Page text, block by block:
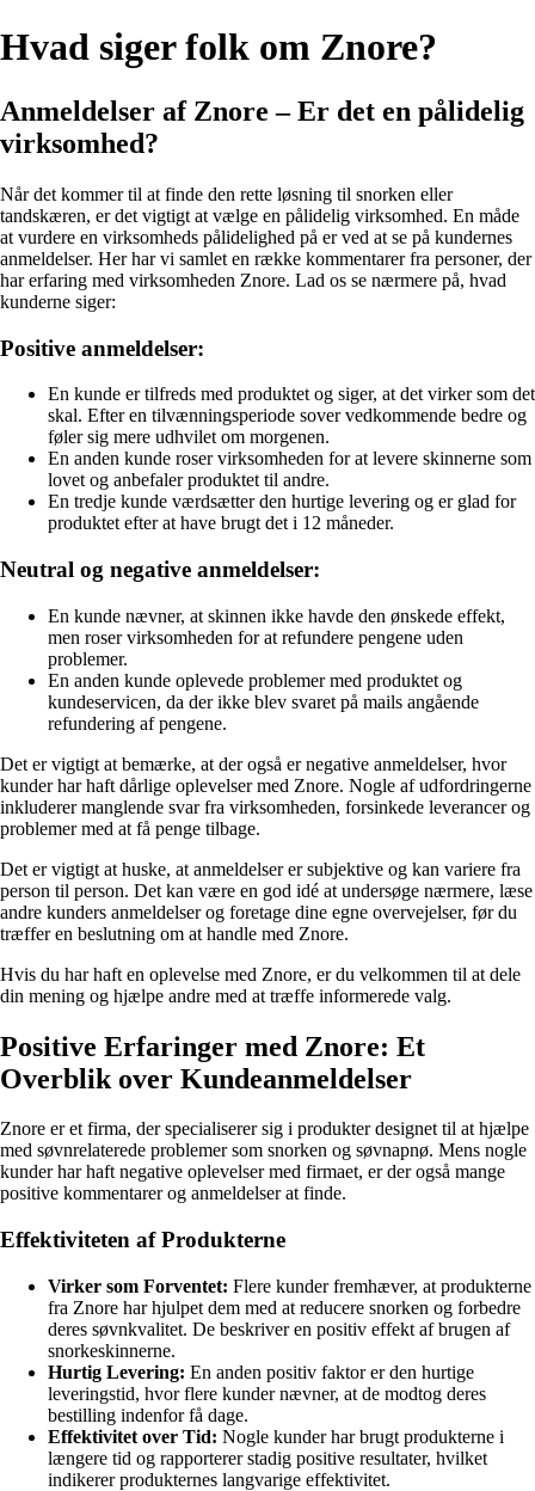
Hvad siger folk om Znore?
Anmeldelser af Znore – Er det en pålidelig
virksomhed?
Når det kommer til at finde den rette løsning til snorken eller
tandskæren, er det vigtigt at vælge en pålidelig virksomhed. En måde
at vurdere en virksomheds pålidelighed på er ved at se på kundernes
anmeldelser. Her har vi samlet en række kommentarer fra personer, der
har erfaring med virksomheden Znore. Lad os se nærmere på, hvad
kunderne siger:
Positive anmeldelser:
En kunde er tilfreds med produktet og siger, at det virker som det
skal. Efter en tilvænningsperiode sover vedkommende bedre og
føler sig mere udhvilet om morgenen.
En anden kunde roser virksomheden for at levere skinnerne som
lovet og anbefaler produktet til andre.
En tredje kunde værdsætter den hurtige levering og er glad for
produktet efter at have brugt det i 12 måneder.
Neutral og negative anmeldelser:
En kunde nævner, at skinnen ikke havde den ønskede effekt,
men roser virksomheden for at refundere pengene uden
problemer.
En anden kunde oplevede problemer med produktet og
kundeservicen, da der ikke blev svaret på mails angående
refundering af pengene.
Det er vigtigt at bemærke, at der også er negative anmeldelser, hvor
kunder har haft dårlige oplevelser med Znore. Nogle af udfordringerne
inkluderer manglende svar fra virksomheden, forsinkede leverancer og
problemer med at få penge tilbage.
Det er vigtigt at huske, at anmeldelser er subjektive og kan variere fra
person til person. Det kan være en god idé at undersøge nærmere, læse
andre kunders anmeldelser og foretage dine egne overvejelser, før du
træffer en beslutning om at handle med Znore.
Hvis du har haft en oplevelse med Znore, er du velkommen til at dele
din mening og hjælpe andre med at træffe informerede valg.
Positive Erfaringer med Znore: Et
Overblik over Kundeanmeldelser
Znore er et firma, der specialiserer sig i produkter designet til at hjælpe
med søvnrelaterede problemer som snorken og søvnapnø. Mens nogle
kunder har haft negative oplevelser med firmaet, er der også mange
positive kommentarer og anmeldelser at finde.
Effektiviteten af Produkterne
Virker som Forventet: Flere kunder fremhæver, at produkterne
fra Znore har hjulpet dem med at reducere snorken og forbedre
deres søvnkvalitet. De beskriver en positiv effekt af brugen af
snorkeskinnerne.
Hurtig Levering: En anden positiv faktor er den hurtige
leveringstid, hvor flere kunder nævner, at de modtog deres
bestilling indenfor få dage.
Effektivitet over Tid: Nogle kunder har brugt produkterne i
længere tid og rapporterer stadig positive resultater, hvilket
indikerer produkternes langvarige effektivitet.